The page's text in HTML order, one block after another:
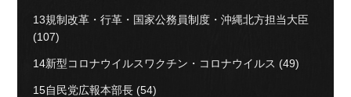
13規制改革・行革・国家公務員制度・沖縄北方担当大臣
(107)
14新型コロナウイルスワクチン・コロナウイルス (49)
15自民党広報本部長 (54)